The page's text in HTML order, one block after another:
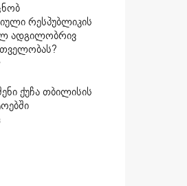
რესპუბლიკის
ადგილობრივ
ქუჩა თბილისის